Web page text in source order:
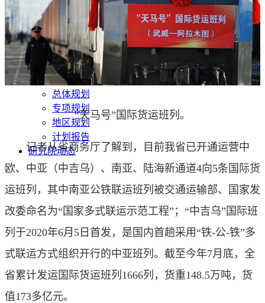
单一来源公示
一带一路
丝路新闻
丝路文化
发展动态
发展规划
总体规划
专项规划
地区规划
计划报告
研究院动态
“天马号”国际货运班列。
记者从省商务厅了解到，目前我省已开通运营中
欧、中亚（中吉乌）、南亚、陆海新通道4向5条国际货
运班列，其中南亚公铁联运班列被交通运输部、国家发
改委命名为“国家多式联运示范工程”；“中吉乌”国际班
列于2020年6月5日首发，是国内首趟采用“铁-公-铁”多
式联运方式组织开行的中亚班列。截至今年7月底，全
省累计发运国际货运班列1666列，货重148.5万吨，货
值173多亿元。